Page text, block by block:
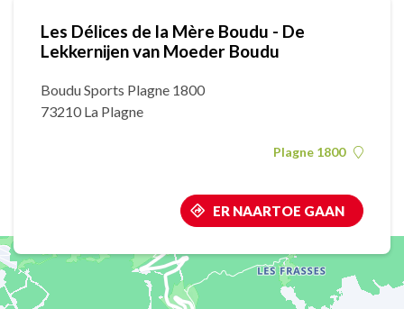
Les Délices de la Mère Boudu - De
Lekkernijen van Moeder Boudu
Boudu Sports Plagne 1800
73210 La Plagne
Plagne 1800
ER NAARTOE GAAN